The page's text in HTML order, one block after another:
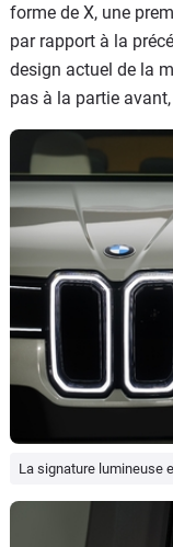
forme de X, une
par rapport à la
design actuel de la
pas à la partie
La signature lumineuse